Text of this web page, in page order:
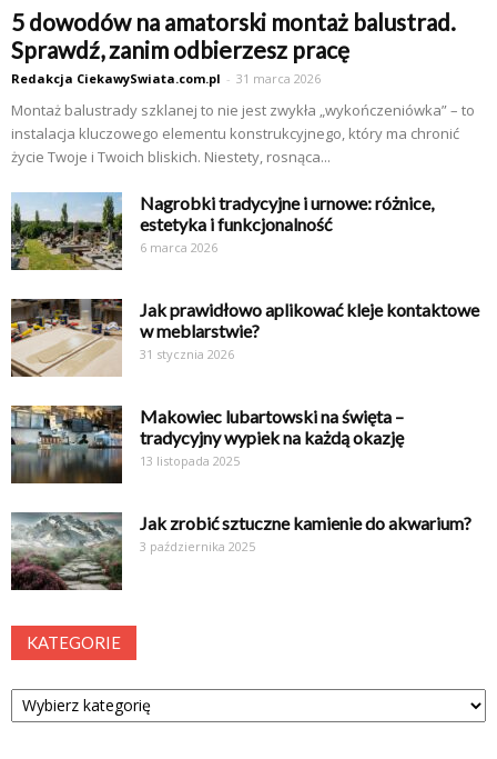
5 dowodów na amatorski montaż balustrad.
Sprawdź, zanim odbierzesz pracę
Redakcja CiekawySwiata.com.pl - 31 marca 2026
Montaż balustrady szklanej to nie jest zwykła „wykończeniówka” – to
instalacja kluczowego elementu konstrukcyjnego, który ma chronić
życie Twoje i Twoich bliskich. Niestety, rosnąca...
Nagrobki tradycyjne i urnowe: różnice,
estetyka i funkcjonalność
6 marca 2026
Jak prawidłowo aplikować kleje kontaktowe
w meblarstwie?
31 stycznia 2026
Makowiec lubartowski na święta –
tradycyjny wypiek na każdą okazję
13 listopada 2025
Jak zrobić sztuczne kamienie do akwarium?
3 października 2025
KATEGORIE
Kategorie